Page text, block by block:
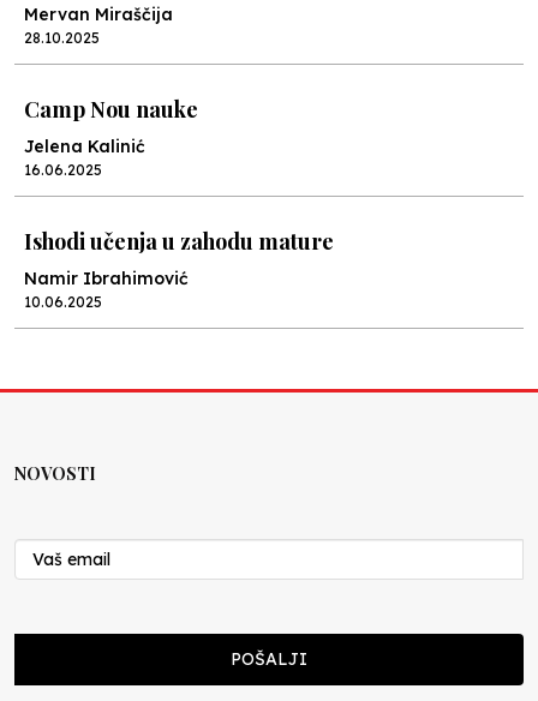
Mervan Miraščija
28.10.2025
Camp Nou nauke
Jelena Kalinić
16.06.2025
Ishodi učenja u zahodu mature
Namir Ibrahimović
10.06.2025
Nenad Veličković
29.10.2024
Cuke i djeca
NOVOSTI
POŠALJI